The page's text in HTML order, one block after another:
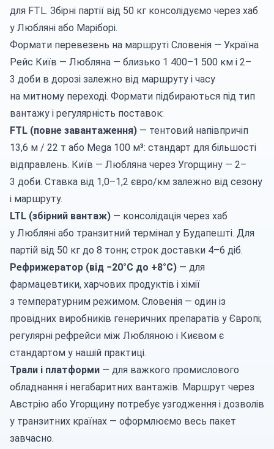
для FTL. Збірні партії від 50 кг консолідуємо через хаб
у Любляні або Маріборі.
Формати перевезень на маршруті Словенія — Україна
Рейс Київ — Любляна — близько 1 400–1 500 км і 2–
3 доби в дорозі залежно від маршруту і часу
на митному переході. Формати підбираються під тип
вантажу і регулярність поставок:
FTL (повне завантаження) — тентовий напівпричіп
13,6 м / 22 т або Mega 100 м³: стандарт для більшості
відправлень. Київ — Любляна через Угорщину — 2–
3 доби. Ставка від 1,0–1,2 євро/км залежно від сезону
і маршруту.
LTL (збірний вантаж) — консолідація через хаб
у Любляні або транзитний термінал у Будапешті. Для
партій від 50 кг до 8 тонн; строк доставки 4–6 діб.
Рефрижератор (від −20°C до +8°C) — для
фармацевтики, харчових продуктів і хімії
з температурним режимом. Словенія — один із
провідних виробників генеричних препаратів у Європі;
регулярні рефрейси між Любляною і Києвом є
стандартом у нашій практиці.
Трали і платформи — для важкого промислового
обладнання і негабаритних вантажів. Маршрут через
Австрію або Угорщину потребує узгодження і дозволів
у транзитних країнах — оформлюємо весь пакет
завчасно.